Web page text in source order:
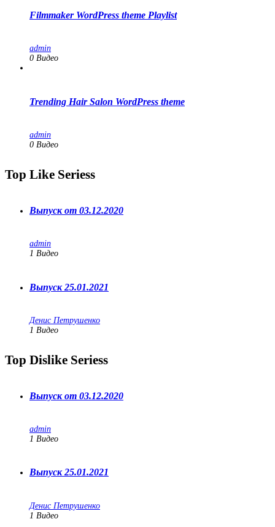
Filmmaker WordPress theme Playlist
admin
0 Видео
Trending Hair Salon WordPress theme
admin
0 Видео
Top Like Seriess
Выпуск от 03.12.2020
admin
1 Видео
Выпуск 25.01.2021
Денис Петрушенко
1 Видео
Top Dislike Seriess
Выпуск от 03.12.2020
admin
1 Видео
Выпуск 25.01.2021
Денис Петрушенко
1 Видео